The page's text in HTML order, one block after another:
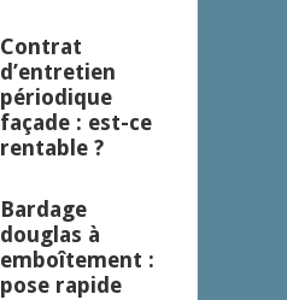
Contrat
d’entretien
périodique
façade : est-ce
rentable ?
Bardage
douglas à
emboîtement :
pose rapide